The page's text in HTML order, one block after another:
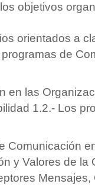
objetivos
orientados a
de
en las
1.2.- Los
Comunicación
y Valores de la